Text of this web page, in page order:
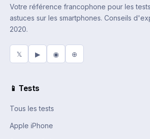
Votre référence francophone pour les
astuces sur les smartphones. Conseils
2020.
𝕏 ▶ ◉ ⊕
📱 Tests
Tous les tests
Apple iPhone